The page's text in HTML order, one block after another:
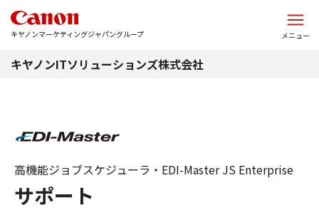
キヤノンマーケティングジャパングループ メニュー
キヤノンITソリューションズ株式会社
サポート
高機能ジョブスケジューラ・EDI-Master JS Enterprise